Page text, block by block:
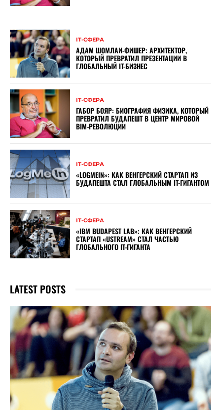
ІТ-СФЕРА
АДАМ ШОМЛАИ-ФИШЕР: АРХИТЕКТОР,
КОТОРЫЙ ПРЕВРАТИЛ ПРЕЗЕНТАЦИИ В
ГЛОБАЛЬНЫЙ IT-БИЗНЕС
ІТ-СФЕРА
ГАБОР БОЯР: БИОГРАФИЯ ФИЗИКА, КОТОРЫЙ
ПРЕВРАТИЛ БУДАПЕШТ В ЦЕНТР МИРОВОЙ
BIM-РЕВОЛЮЦИИ
ІТ-СФЕРА
«LOGMEIN»: КАК ВЕНГЕРСКИЙ СТАРТАП ИЗ
БУДАПЕШТА СТАЛ ГЛОБАЛЬНЫМ IT-ГИГАНТОМ
ІТ-СФЕРА
«IBM BUDAPEST LAB»: КАК ВЕНГЕРСКИЙ
СТАРТАП «USTREAM» СТАЛ ЧАСТЬЮ
ГЛОБАЛЬНОГО IT-ГИГАНТА
LATEST POSTS